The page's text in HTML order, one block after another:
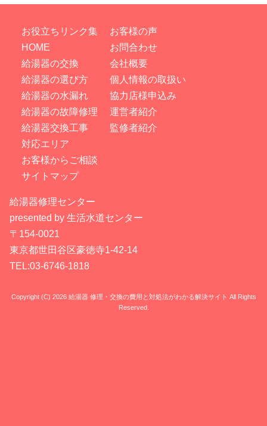
お役立ちリンク集
HOME
給湯器の交換
給湯器の選び方
給湯器の水漏れ
給湯器の故障修理
給湯器交換工事
対応エリア
お客様からご相談
サイトマップ
お客様の声
お問合わせ
会社概要
個人情報の取扱い
協力店様申込み
運営者紹介
監修者紹介
給湯器修理センター
presented by 生活水道センター
〒154-0021
東京都世田谷区豪徳寺1-42-14
TEL:03-6746-1818
Copyright (C) 2026 給湯器 修理・交換の費用と対処法がわかる解決サイト All Rights
Reserved.